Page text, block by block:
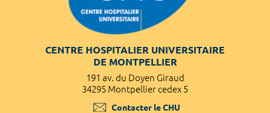
CENTRE HOSPITALIER UNIVERSITAIRE
DE MONTPELLIER
191 av. du Doyen Giraud
34295 Montpellier cedex 5
Contacter le CHU